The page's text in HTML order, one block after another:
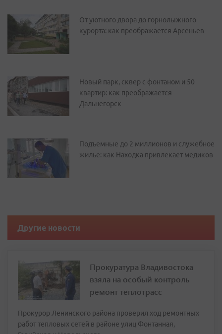
От уютного двора до горнолыжного
курорта: как преображается Арсеньев
Новый парк, сквер с фонтаном и 50
квартир: как преображается
Дальнегорск
Подъемные до 2 миллионов и служебное
жилье: как Находка привлекает медиков
Другие новости
Прокуратура Владивостока
взяла на особый контроль
ремонт теплотрасс
Прокурор Ленинского района проверил ход ремонтных
работ тепловых сетей в районе улиц Фонтанная,